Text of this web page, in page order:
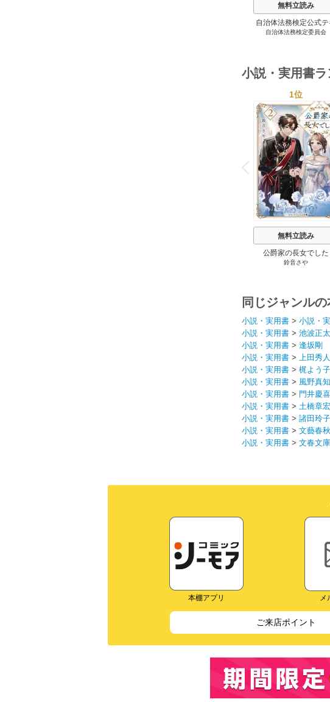
無料立読み
自治体法務検定公式テ
スト 政策法務編 ２
自治体法務検定委員会
小説・実用書
P
r
e
v
i
o
u
s
1位
無料立読み
公爵家の長女でした
鈴音さや
同じジャンル
小説・実用書 > 小説・
小説・実用書 > 池波正
小説・実用書 > 逢坂剛
小説・実用書 > 上田秀人
小説・実用書 > 梶よう子
小説・実用書 > 風野真
小説・実用書 > 門井慶喜
小説・実用書 > 土橋章宏
小説・実用書 > 諸田玲子
小説・実用書 > 文藝春秋
小説・実用書 > 文春文庫
本棚アプリ メ
ご来店ポイント